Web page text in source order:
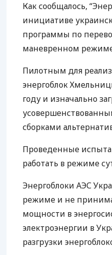
Как сообщалось,
инициативе
программы по
маневренном
Пилотным для
энергоблок
году и изначально
сборками
Проведенные
работать в режиме
Энергоблоки АЭС
режиме и не
мощности в
электроэнергии в
разгрузки